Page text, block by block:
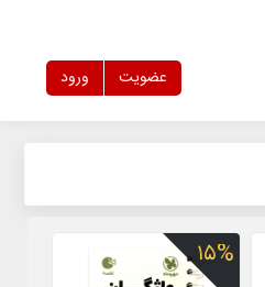
ورود عضویت
۱۵%